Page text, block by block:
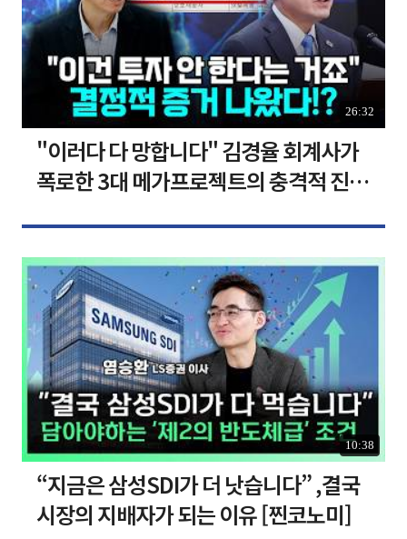
26:32
"이러다 다 망합니다" 김경율 회계사가
폭로한 3대 메가프로젝트의 충격적 진실
10:38
“지금은 삼성SDI가 더 낫습니다” ,결국
시장의 지배자가 되는 이유 [찐코노미]